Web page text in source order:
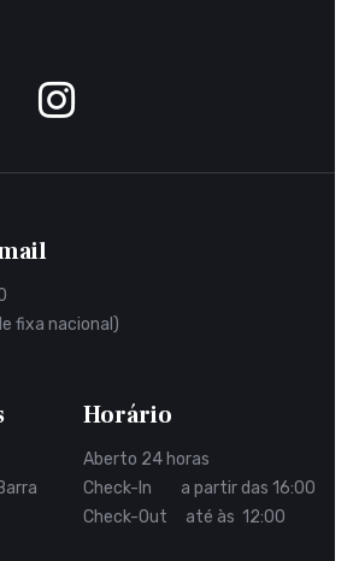
fixa nacional)
Horário
Aberto 24 horas
Check-In a partir das 16:00
Check-Out até às 12:00